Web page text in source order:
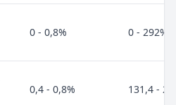
0 - 0,8% 0 - 292%
0,4 - 0,8% 131,4 -